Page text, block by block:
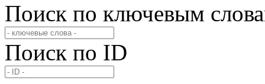
Поиск по ключевым
Поиск по ID